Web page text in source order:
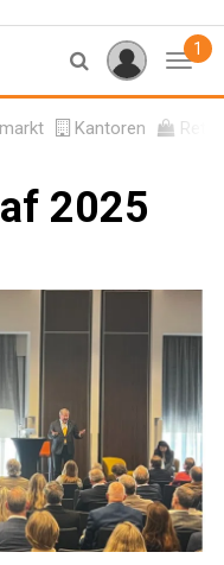
1
Kantoren Retail
2025